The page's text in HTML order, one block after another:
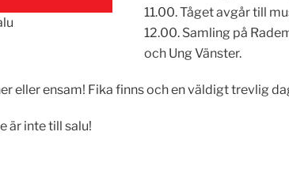
11.00. Tåget avgår till
12.00. Samling på
och Ung Vänster.
eller ensam! Fika finns och en väldigt trevlig
är inte till salu!